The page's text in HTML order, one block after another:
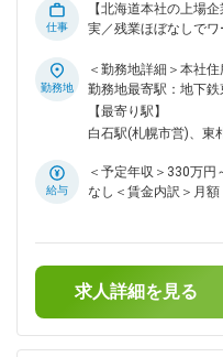
仕事
【北海道本社の上場
実／残業ほぼなしでワークラ
企画・立案・実施等を対応い
は・・・≫ ・取引先
内容がないかの審査
ブルが生じた際、会社
ス浸透のため、研修
する記事の作成などを
すいメンバーが多く、なじ
業80年以上の東証上
ます。そのため、長期
・有給休暇を取得し
化のために持株会社
勤務地
＜勤務地詳細＞本社
勤務地最寄駅：地下
禁煙
【最寄り駅】
白石駅(札幌市営)、東
給与
＜予定年収＞330万
なし＜賃金内訳＞月
回（7月・12月）賃
通じて上下する可能性
求人詳細を見る